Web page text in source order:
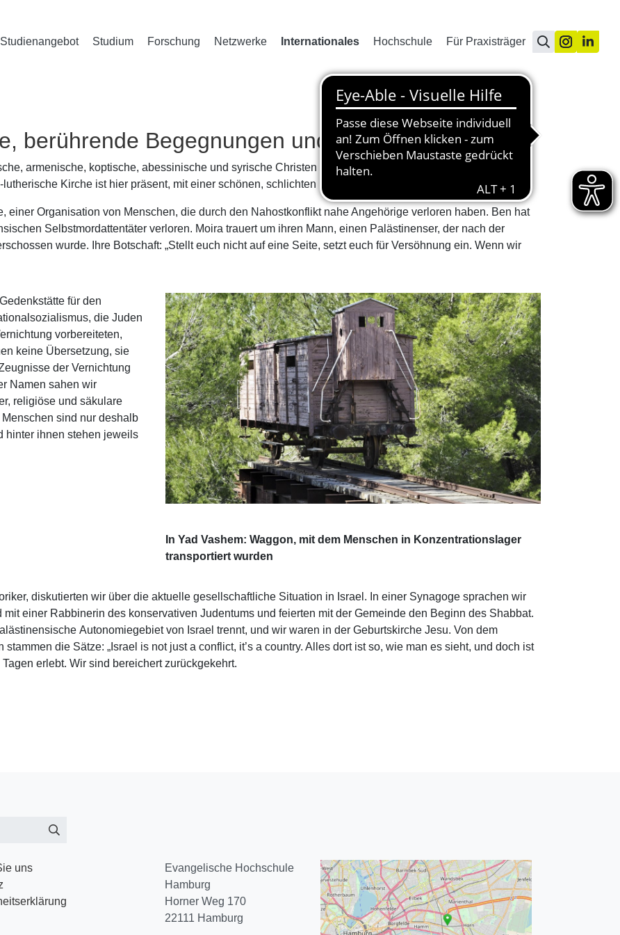
Studienangebot Studium Forschung Netzwerke Internationales Hochschule Für Praxisträger
berührende Begegnungen und Zeitgeschehen
armenische, koptische, abessinische und syrische Christen sieht man in Hamburg normalerweise nicht
Kirche ist hier präsent, mit einer schönen, schlichten Kirche aus dem 19. Jahrhundert.
einer Organisation von Menschen, die durch den Nahostkonflikt nahe Angehörige verloren haben. Ben hat
Selbstmordattentäter verloren. Moira trauert um ihren Mann, einen Palästinenser, der nach der
wurde. Ihre Botschaft: „Stellt euch nicht auf eine Seite, setzt euch für Versöhnung ein. Wenn wir
für den
die Juden
vorbereiteten,
keine Übersetzung, sie
der Vernichtung
Namen sahen wir
religiöse und säkulare
sind nur deshalb
hinter ihnen stehen jeweils
In Yad Vashem: Waggon, mit dem Menschen in Konzentrationslager
transportiert wurden
diskutierten wir über die aktuelle gesellschaftliche Situation in Israel. In einer Synagoge sprachen wir
einer Rabbinerin des konservativen Judentums und feierten mit der Gemeinde den Beginn des Shabbat.
Autonomiegebiet von Israel trennt, und wir waren in der Geburtskirche Jesu. Von dem
die Sätze: „Israel is not just a conflict, it’s a country. Alles dort ist so, wie man es sieht, und doch ist
erlebt. Wir sind bereichert zurückgekehrt.
uns
Evangelische Hochschule
Hamburg
Horner Weg 170
22111 Hamburg